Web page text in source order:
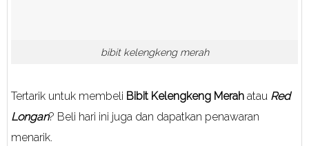
bibit kelengkeng merah
Tertarik untuk membeli Bibit Kelengkeng Merah atau Red
Longan? Beli hari ini juga dan dapatkan penawaran
menarik.